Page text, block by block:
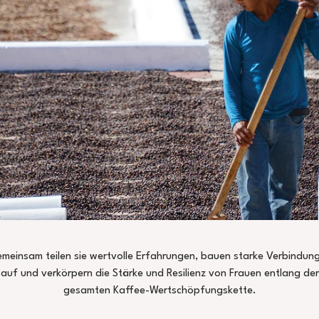
teilen sie wertvolle Erfahrungen, bauen starke
auf und verkörpern die Stärke und Resilienz von Frauen entlang der
gesamten Kaffee-Wertschöpfungskette.